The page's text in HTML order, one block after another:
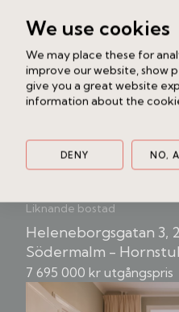
stora middagar! Välskött
vackra hörnhuset på
Extra
Intresserad av att veta
Fyll i dina uppgifter
Boka en
Liknande bostad
Heleneborgsgatan 3,
Södermalm -
7 695 000 kr utgångspris
We use cookies
We may place these for
improve our website, show
give you a great website
information about the
DENY NO,